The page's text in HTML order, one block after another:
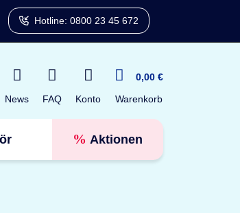
Hotline: 0800 23 45 672
News FAQ Konto
0,00 €
Warenkorb
Aktionen